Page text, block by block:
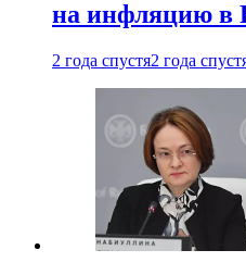
на инфляцию в
2 года спустя2 года